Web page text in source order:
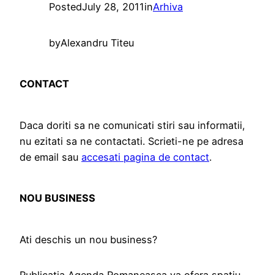
PostedJuly 28, 2011inArhiva
byAlexandru Titeu
CONTACT
Daca doriti sa ne comunicati stiri sau informatii,
nu ezitati sa ne contactati. Scrieti-ne pe adresa
de email sau accesati pagina de contact.
NOU BUSINESS
Ati deschis un nou business?